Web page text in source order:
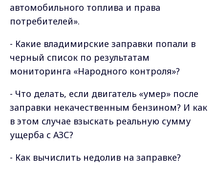
автомобильного топлива и права
потребителей».
- Какие владимирские заправки попали в
черный список по результатам
мониторинга «Народного контроля»?
- Что делать, если двигатель «умер» после
заправки некачественным бензином? И как
в этом случае взыскать реальную сумму
ущерба с АЗС?
- Как вычислить недолив на заправке?